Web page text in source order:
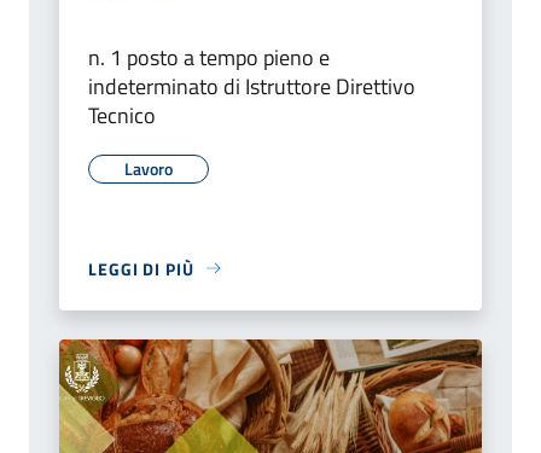
n. 1 posto a tempo pieno e
indeterminato di Istruttore Direttivo
Tecnico
Lavoro
LEGGI DI PIÙ